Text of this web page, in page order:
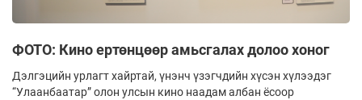
ФОТО: Кино ертөнцөөр амьсгалах долоо хоног
Дэлгэцийн урлагт хайртай, үнэнч үзэгчдийн хүсэн хүлээдэг
“Улаанбаатар” олон улсын кино наадам албан ёсоор